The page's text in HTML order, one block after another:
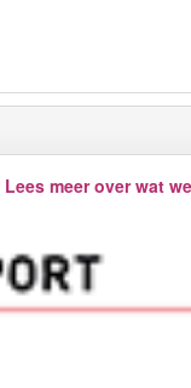
Lees meer over wat